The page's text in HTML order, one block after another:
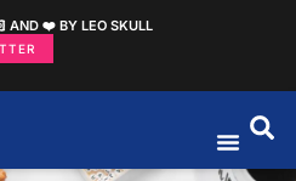
AND ❤️ BY LEO SKULL